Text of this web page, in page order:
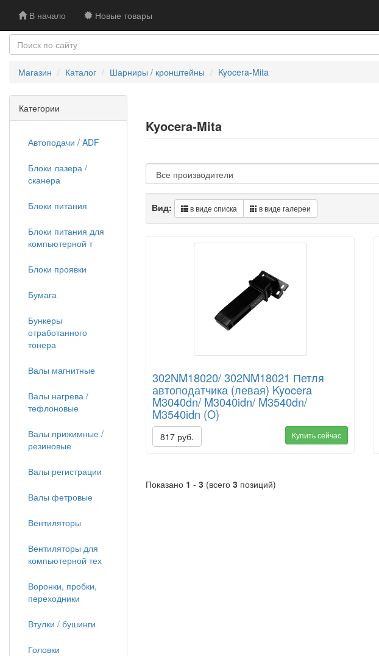
В начало Новые товары
Магазин Каталог Шарниры / кронштейны Kyocera-Mita
Kyocera-Mita
Вид: в виде списка в виде галереи
302NM18020/ 302NM18021 Петля
автоподатчика (левая) Kyocera
M3040dn/ M3040idn/ M3540dn/
M3540idn (O)
817 руб. Купить сейчас
Показано 1 - 3 (всего 3 позиций)
Категории
Автоподачи / ADF
Блоки лазера /
сканера
Блоки питания
Блоки питания для
компьютерной т
Блоки проявки
Бумага
Бункеры
отработанного
тонера
Валы магнитные
Валы нагрева /
тефлоновые
Валы прижимные /
резиновые
Валы регистрации
Валы фетровые
Вентиляторы
Вентиляторы для
компьютерной тех
Воронки, пробки,
переходники
Втулки / бушинги
Головки